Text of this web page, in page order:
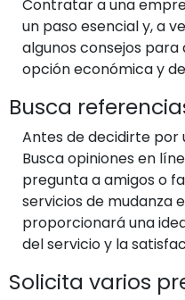
Contratar a una
un paso esencial y, a
algunos consejos para
opción económica y
Busca
Antes de decidirte por
Busca opiniones en
pregunta a amigos o
servicios de mudanza
proporcionará una
del servicio y la
Solicita varios